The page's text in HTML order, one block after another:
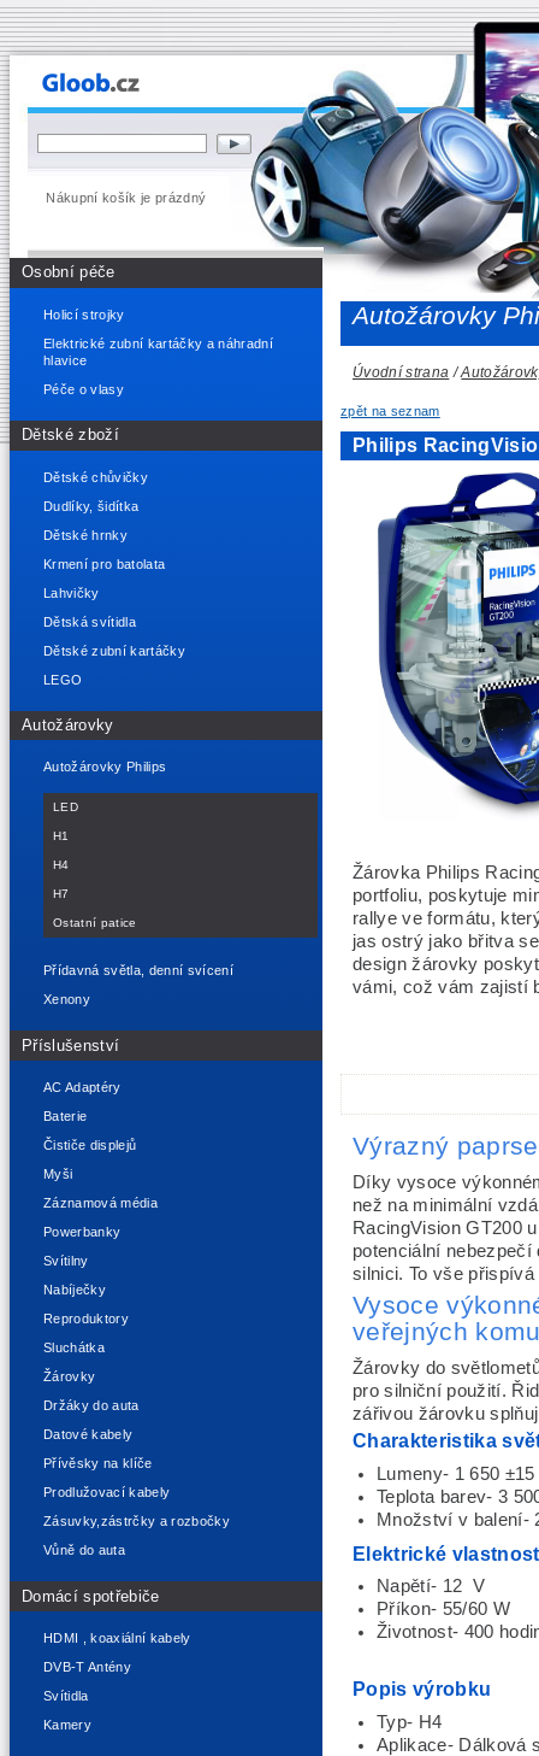
Nákupní košík je prázdný
Osobní péče
Holicí strojky
Elektrické zubní kartáčky a náhradní
hlavice
Péče o vlasy
Dětské zboží
Dětské chůvičky
Dudlíky, šidítka
Dětské hrnky
Krmení pro batolata
Lahvičky
Dětská svítidla
Dětské zubní kartáčky
LEGO
Autožárovky
Autožárovky Philips
LED
H1
H4
H7
Ostatní patice
Přídavná světla, denní svícení
Xenony
Příslušenství
AC Adaptéry
Baterie
Čističe displejů
Myši
Záznamová média
Powerbanky
Svítilny
Nabíječky
Reproduktory
Sluchátka
Žárovky
Držáky do auta
Datové kabely
Přívěsky na klíče
Prodlužovací kabely
Zásuvky,zástrčky a rozbočky
Vůně do auta
Domácí spotřebiče
HDMI , koaxiální kabely
DVB-T Antény
Svítidla
Kamery
Autožárovky
Úvodní strana /
zpět na seznam
Philips
Žárovka Philips
portfoliu, poskytuje
rallye ve formátu,
jas ostrý jako břitva
design žárovky
vámi, což vám zajistí
Výrazný
Díky vysoce
než na minimální
RacingVision GT200
potenciální
silnici. To vše
Vysoce
veřejných
Žárovky do
pro silniční použití.
zářivou žárovku
Charakteristika
Lumeny- 1 650
Teplota barev- 3
Množství v balení-
Elektrické
Napětí- 12 V
Příkon- 55/60 W
Životnost- 400
Popis výrobku
Typ- H4
Aplikace- Dálková